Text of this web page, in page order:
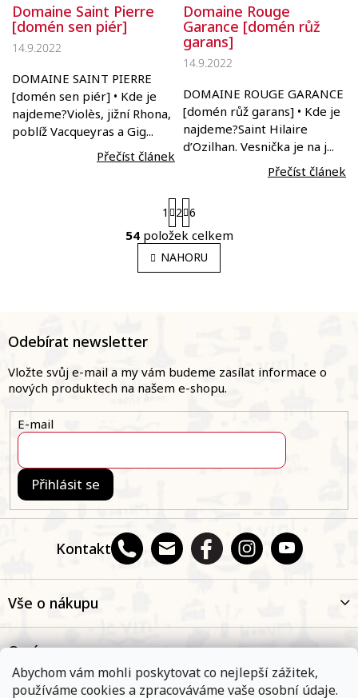
Abychom vám mohli poskytovat co nejlepší zážitek,
používáme cookies a zpracováváme vaše osobní údaje.
Domaine Saint Pierre
[domén sen piér]
14.9.2022
DOMAINE SAINT PIERRE
[domén sen piér] • Kde je
najdeme?Violès, jižní Rhona,
poblíž Vacqueyras a Gig...
Přečíst článek
Domaine Rouge
Garance [domén růž
garans]
14.9.2022
DOMAINE ROUGE GARANCE
[domén růž garans] • Kde je
najdeme?Saint Hilaire
d’Ozilhan. Vesnička je na j...
Přečíst článek
O
v
l
r
v
k
v
p
u
S
t
r
á
n
k
1 2 6
54položek celkem
NAHORU
a
Kontakt
Odebírat newsletter
Vložte svůj e-mail a my vám budeme zasílat informace o
nových produktech na našem e-shopu.
E-mail
Přihlásit se
Vše o nákupu
O nás